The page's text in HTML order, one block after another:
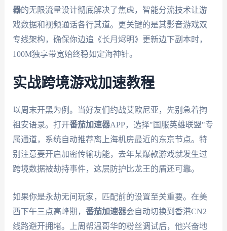
器的无限流量设计彻底解决了焦虑，智能分流技术让游
戏数据和视频通话各行其道。更关键的是其影音游戏双
专线架构，确保你边追《长月烬明》更新边下副本时，
100M独享带宽始终稳如定海神针。
实战跨境游戏加速教程
以周末开黑为例。当好友们约战艾欧尼亚，先别急着掏
祖安语录。打开番茄加速器APP，选择"国服英雄联盟"专
属通道，系统自动推荐离上海机房最近的东京节点。特
别注意要开启加密传输功能，去年某爆款游戏就发生过
跨境数据被劫持事件，这层防护比龙王的盾还可靠。
如果你是永劫无间玩家，匹配前的设置至关重要。在美
西下午三点高峰期， 番茄加速器会自动切换到香港CN2
线路避开拥堵。上周帮温哥华的粉丝调试后，他兴奋地